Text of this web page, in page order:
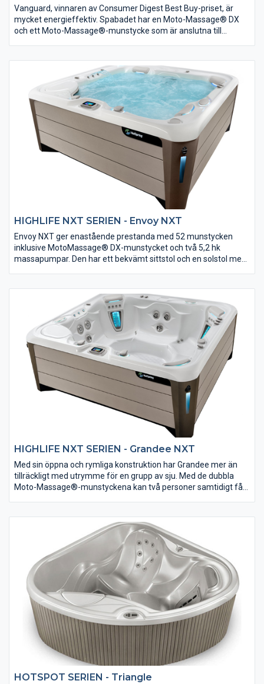
Vanguard, vinnaren av Consumer Digest Best Buy-priset, är
mycket energieffektiv. Spabadet har en Moto-Massage® DX
och ett Moto-Massage®-munstycke som är anslutna till
WellSpring-vattenfunktion ger Vanguard maximal avkoppling.
Det här är verkligen ett badrum för finsmakare. Utvändig design
av BMW Design Group med fascinerande belysning. HotSpring
NXT är enligt vår uppfattning det bästa badet på den norska
marknaden.
HIGHLIFE NXT SERIEN - Envoy NXT
Envoy NXT ger enastående prestanda med 52 munstycken
inklusive MotoMassage® DX-munstycket och två 5,2 hk
massapumpar. Den har ett bekvämt sittstol och en solstol med
enastående fotterapi. Avladdningsteknik, 100% filtrering och
avancerade Tri-X filter håller vattentvättaren och fräschare än
något annat bad på marknaden. Utvändig design av BMW
Design Group med fascinerande belysning. Enligt vår
uppfattning är HotSpring NXT det bästa badet på den norska
marknaden.
HIGHLIFE NXT SERIEN - Grandee NXT
Med sin öppna och rymliga konstruktion har Grandee mer än
tillräckligt med utrymme för en grupp av sju. Med de dubbla
Moto-Massage®-munstyckena kan två personer samtidigt få
kraftfull hydromassageupplevelse. WellSpring vattenfunktion
bidrar till det avkopplande humöret med ett tyst
bakgrundsbelyst vattenflöde. Utvändig design av BMW Design
Group med fascinerande belysning. Enligt vår uppfattning är
HotSpring NXT det bästa badet på den norska marknaden.
HOTSPOT SERIEN - Triangle